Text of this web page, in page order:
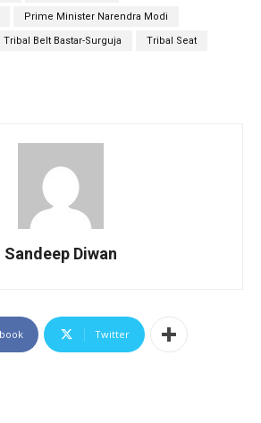
Prime Minister Narendra Modi
Tribal Belt Bastar-Surguja Tribal Seat
Sandeep Diwan
Twitter